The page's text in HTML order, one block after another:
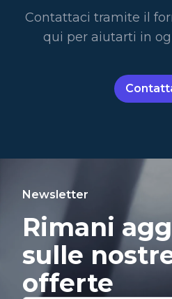
Contattaci tramite il
qui per aiutarti in
Newsletter
Rimani
sulle
offerte